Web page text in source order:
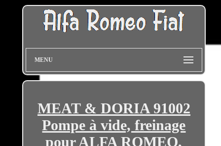
MENU
MEAT & DORIA 91002
Pompe à vide, freinage
pour ALFA ROMEO,